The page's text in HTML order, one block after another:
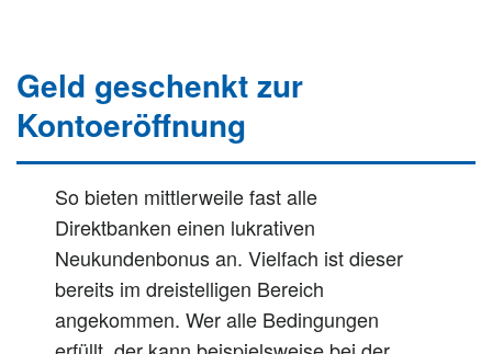
Geld geschenkt zur
Kontoeröffnung
So bieten mittlerweile fast alle
Direktbanken einen lukrativen
Neukundenbonus an. Vielfach ist dieser
bereits im dreistelligen Bereich
angekommen. Wer alle Bedingungen